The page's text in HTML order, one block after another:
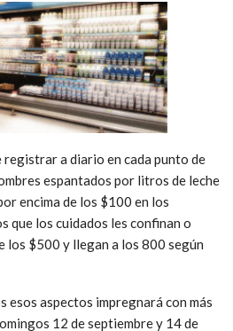
registrar a diario en cada punto de
espantados por litros de leche
encima de los $100 en los
que los cuidados les confinan o
los $500 y llegan a los 800 según
esos aspectos impregnará con más
12 de septiembre y 14 de